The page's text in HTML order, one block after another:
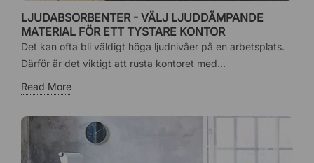
LJUDABSORBENTER - VÄLJ LJUDDÄMPANDE
MATERIAL FÖR ETT TYSTARE KONTOR
Det kan ofta bli väldigt höga ljudnivåer på en arbetsplats.
Därför är det viktigt att rusta kontoret med...
Read More